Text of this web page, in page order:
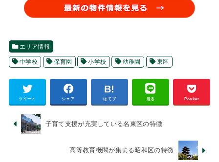
エリア情報
中学校 保育園 小学校 幼稚園 東区
ツイート シェア はてブ 送る Pocket
子育て支援が充実している名東区の特徴
高等教育機関が集まる昭和区の特徴